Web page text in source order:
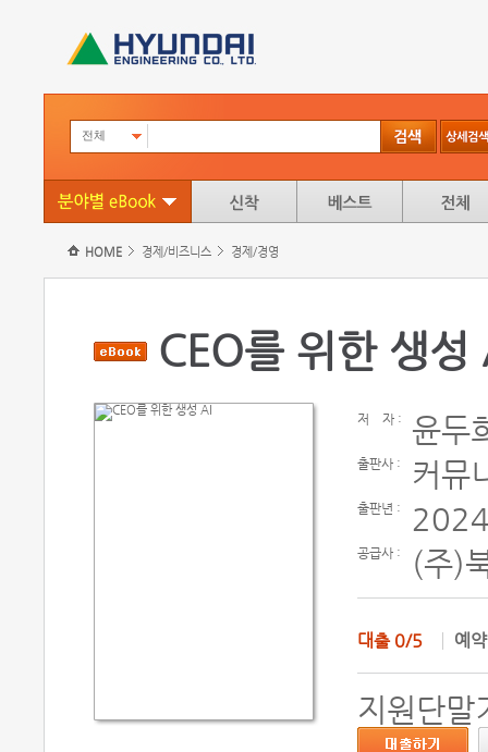
전체
HOME 경제/비즈니스 경제/경영
CEO를 위한 생성
저 자 : 윤두
출판사 : 커뮤
출판년 :
공급사 : (주)
대출 0/5 예
지원단말